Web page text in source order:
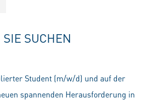
SUCHEN
Student (m/w/d) und auf der
spannenden Herausforderung in